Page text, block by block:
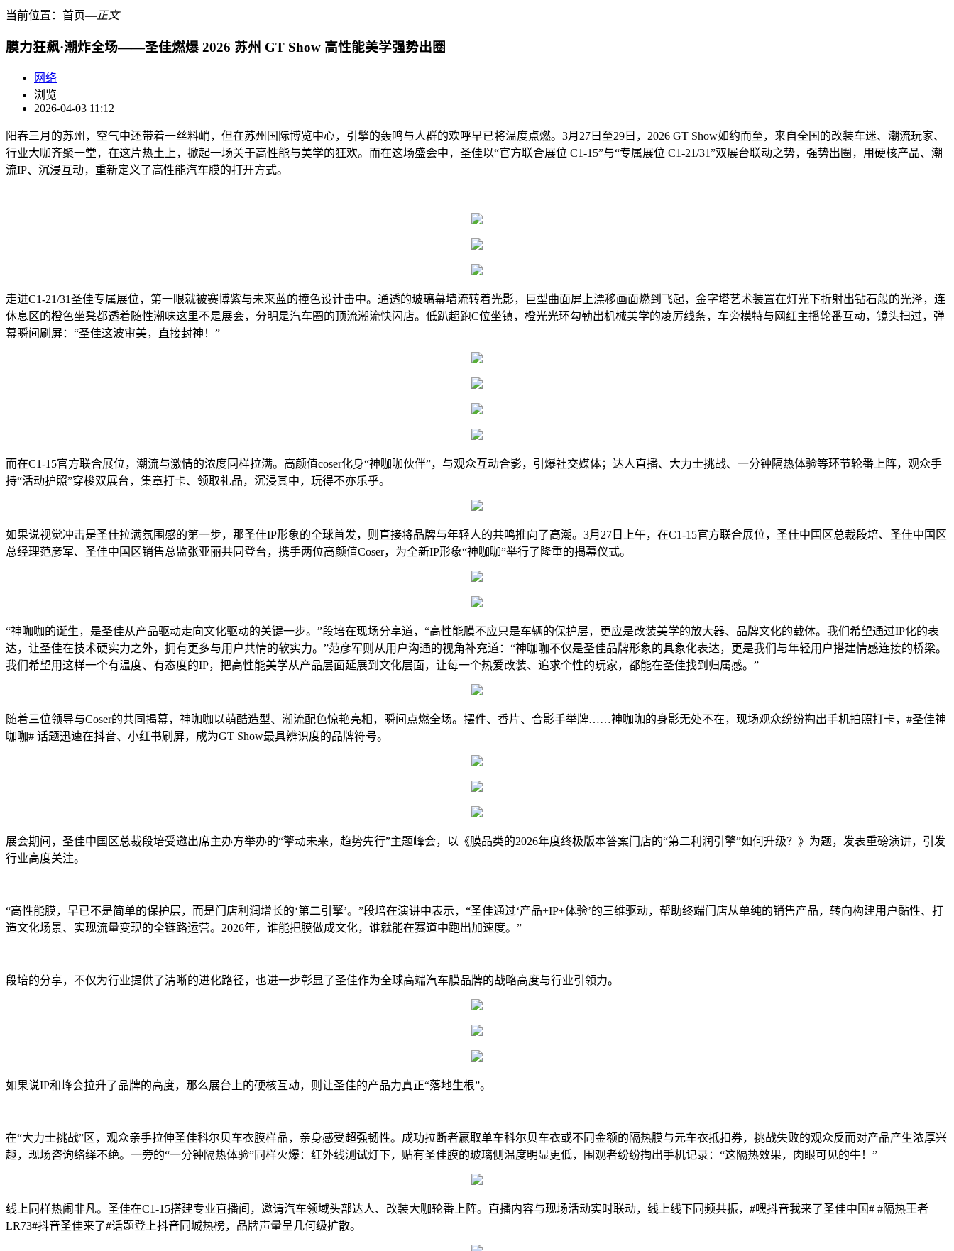
当前位置： 首页―正文
膜力狂飙·潮炸全场——圣佳燃爆 2026 苏州 GT Show 高性能美学强势出圈
网络
浏览
2026-04-03 11:12
阳春三月的苏州，空气中还带着一丝料峭，但在苏州国际博览中心，引擎的轰鸣与人群的欢呼早已将温度点燃。3月27日至29日，2026 GT Show如约而至，来自全国的改装车迷、潮流玩家、
行业大咖齐聚一堂，在这片热土上，掀起一场关于高性能与美学的狂欢。而在这场盛会中，圣佳以“官方联合展位 C1-15”与“专属展位 C1-21/31”双展台联动之势，强势出圈，用硬核产品、潮
流IP、沉浸互动，重新定义了高性能汽车膜的打开方式。
走进C1-21/31圣佳专属展位，第一眼就被赛博紫与未来蓝的撞色设计击中。通透的玻璃幕墙流转着光影，巨型曲面屏上漂移画面燃到飞起，金字塔艺术装置在灯光下折射出钻石般的光泽，连
休息区的橙色坐凳都透着随性潮味这里不是展会，分明是汽车圈的顶流潮流快闪店。低趴超跑C位坐镇，橙光光环勾勒出机械美学的凌厉线条，车旁模特与网红主播轮番互动，镜头扫过，弹
幕瞬间刷屏：“圣佳这波审美，直接封神！”
而在C1-15官方联合展位，潮流与激情的浓度同样拉满。高颜值coser化身“神咖咖伙伴”，与观众互动合影，引爆社交媒体；达人直播、大力士挑战、一分钟隔热体验等环节轮番上阵，观众手
持“活动护照”穿梭双展台，集章打卡、领取礼品，沉浸其中，玩得不亦乐乎。
如果说视觉冲击是圣佳拉满氛围感的第一步，那圣佳IP形象的全球首发，则直接将品牌与年轻人的共鸣推向了高潮。3月27日上午，在C1-15官方联合展位，圣佳中国区总裁段培、圣佳中国区
总经理范彦军、圣佳中国区销售总监张亚丽共同登台，携手两位高颜值Coser，为全新IP形象“神咖咖”举行了隆重的揭幕仪式。
“神咖咖的诞生，是圣佳从产品驱动走向文化驱动的关键一步。”段培在现场分享道，“高性能膜不应只是车辆的保护层，更应是改装美学的放大器、品牌文化的载体。我们希望通过IP化的表
达，让圣佳在技术硬实力之外，拥有更多与用户共情的软实力。”范彦军则从用户沟通的视角补充道：“神咖咖不仅是圣佳品牌形象的具象化表达，更是我们与年轻用户搭建情感连接的桥梁。
我们希望用这样一个有温度、有态度的IP，把高性能美学从产品层面延展到文化层面，让每一个热爱改装、追求个性的玩家，都能在圣佳找到归属感。”
随着三位领导与Coser的共同揭幕，神咖咖以萌酷造型、潮流配色惊艳亮相，瞬间点燃全场。摆件、香片、合影手举牌……神咖咖的身影无处不在，现场观众纷纷掏出手机拍照打卡，#圣佳神
咖咖# 话题迅速在抖音、小红书刷屏，成为GT Show最具辨识度的品牌符号。
展会期间，圣佳中国区总裁段培受邀出席主办方举办的“擎动未来，趋势先行”主题峰会，以《膜品类的2026年度终极版本答案门店的“第二利润引擎”如何升级？》为题，发表重磅演讲，引发
行业高度关注。
“高性能膜，早已不是简单的保护层，而是门店利润增长的‘第二引擎’。”段培在演讲中表示，“圣佳通过‘产品+IP+体验’的三维驱动，帮助终端门店从单纯的销售产品，转向构建用户黏性、打
造文化场景、实现流量变现的全链路运营。2026年，谁能把膜做成文化，谁就能在赛道中跑出加速度。”
段培的分享，不仅为行业提供了清晰的进化路径，也进一步彰显了圣佳作为全球高端汽车膜品牌的战略高度与行业引领力。
如果说IP和峰会拉升了品牌的高度，那么展台上的硬核互动，则让圣佳的产品力真正“落地生根”。
在“大力士挑战”区，观众亲手拉伸圣佳科尔贝车衣膜样品，亲身感受超强韧性。成功拉断者赢取单车科尔贝车衣或不同金额的隔热膜与元车衣抵扣券，挑战失败的观众反而对产品产生浓厚兴
趣，现场咨询络绎不绝。一旁的“一分钟隔热体验”同样火爆：红外线测试灯下，贴有圣佳膜的玻璃侧温度明显更低，围观者纷纷掏出手机记录：“这隔热效果，肉眼可见的牛！”
线上同样热闹非凡。圣佳在C1-15搭建专业直播间，邀请汽车领域头部达人、改装大咖轮番上阵。直播内容与现场活动实时联动，线上线下同频共振，#嘿抖音我来了圣佳中国# #隔热王者
LR73#抖音圣佳来了#话题登上抖音同城热榜，品牌声量呈几何级扩散。